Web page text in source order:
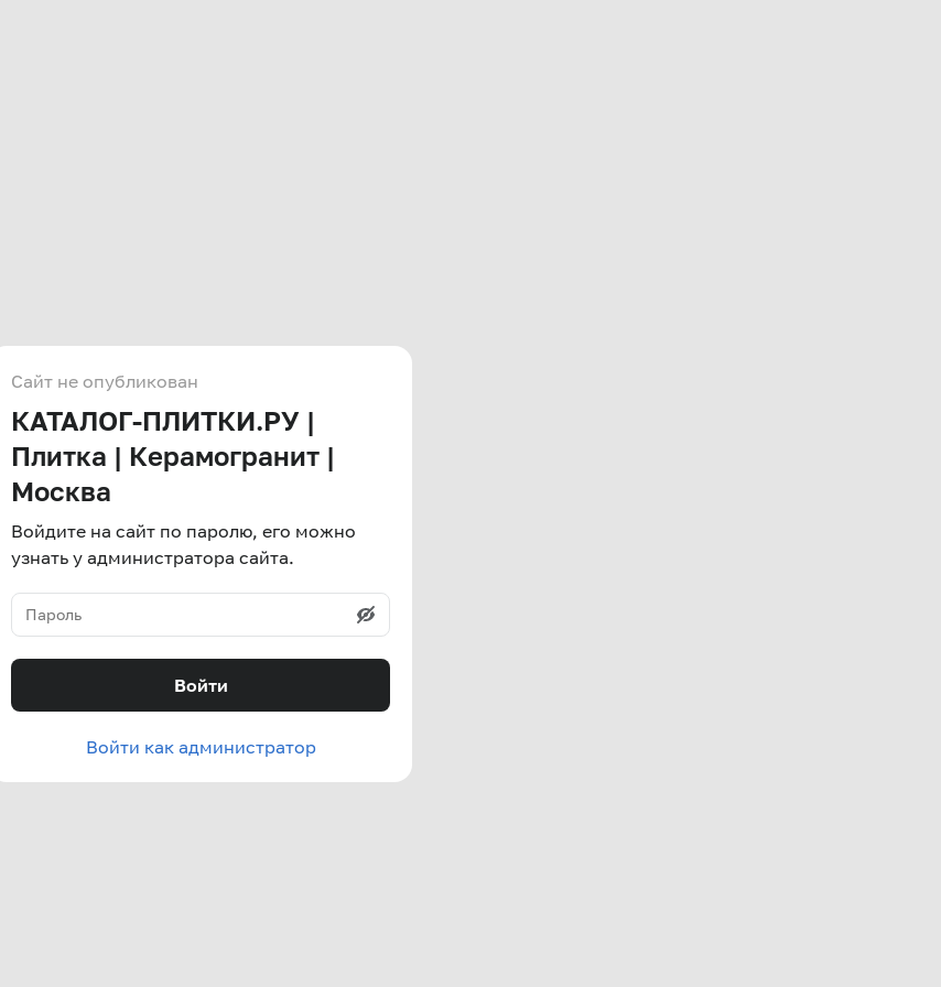
Сайт не опубликован
КАТАЛОГ-ПЛИТКИ.РУ |
Плитка | Керамогранит |
Москва
Войдите на сайт по паролю, его можно
узнать у администратора сайта.
Войти
Войти как администратор